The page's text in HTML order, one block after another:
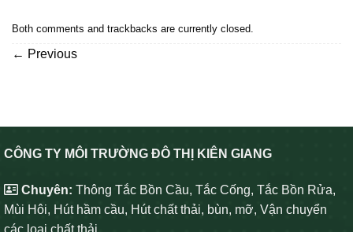
Both comments and trackbacks are currently closed.
← Previous
CÔNG TY MÔI TRƯỜNG ĐÔ THỊ KIÊN GIANG
Chuyên: Thông Tắc Bồn Cầu, Tắc Cống, Tắc Bồn Rửa,
Mùi Hôi, Hút hầm cầu, Hút chất thải, bùn, mỡ, Vận chuyển
các loại chất thải, ...